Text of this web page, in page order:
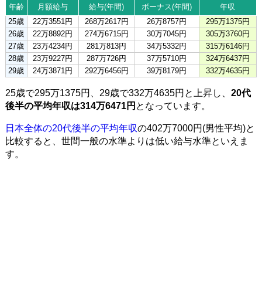
年齢 月額給与 給与(年間) ボーナス(年間)
年収
25歳
22万3551円 268万2617円 26万8757円
295万1375円
26歳
22万8892円 274万6715円 30万7045円
305万3760円
27歳
23万4234円 281万813円 34万5332円
315万6146円
28歳
23万9227円 287万726円 37万5710円
324万6437円
29歳
24万3871円 292万6456円 39万8179円 332万4635円
25歳で295万1375円、29歳で332万4635円と上昇し、 20代
後半の平均年収は314万6471円 となっています。
日本全体の20代後半の平均年収の402万7000円(男性平均)と
比較すると、世間一般の水準よりは低い給与水準といえま
す。